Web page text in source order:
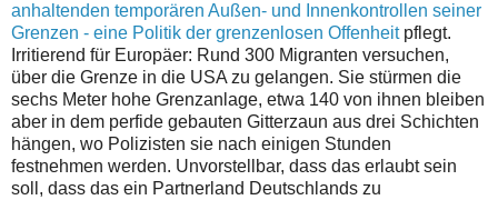
anhaltenden temporären Außen- und Innenkontrollen seiner
Grenzen - eine Politik der grenzenlosen Offenheit pflegt.
Irritierend für Europäer: Rund 300 Migranten versuchen,
über die Grenze in die USA zu gelangen. Sie stürmen die
sechs Meter hohe Grenzanlage, etwa 140 von ihnen bleiben
aber in dem perfide gebauten Gitterzaun aus drei Schichten
hängen, wo Polizisten sie nach einigen Stunden
festnehmen werden. Unvorstellbar, dass das erlaubt sein
soll, dass das ein Partnerland Deutschlands zu